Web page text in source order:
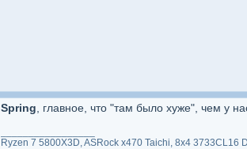
Spring , главное, что "там было хуже", чем у
Ryzen 7 5800X3D, ASRock x470 Taichi, 8x4 3733CL16